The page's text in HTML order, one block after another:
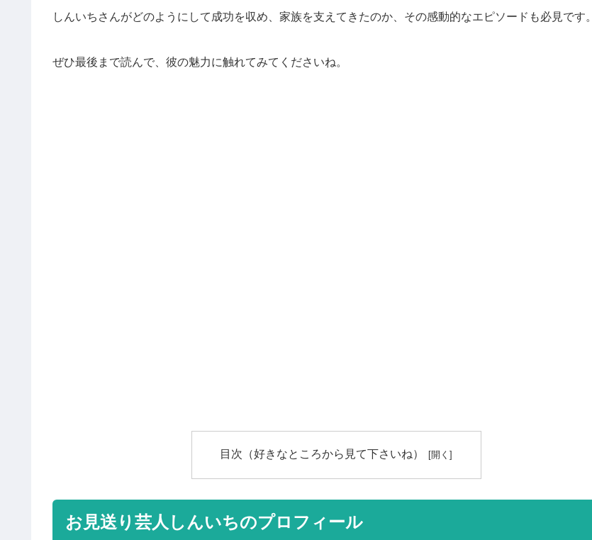
しんいちさんがどのようにして成功を収め、家族を支えてきたのか、その感動的なエピソードも必見です。
ぜひ最後まで読んで、彼の魅力に触れてみてくださいね。
目次（好きなところから見て下さいね）
お見送り芸人しんいちのプロフィール